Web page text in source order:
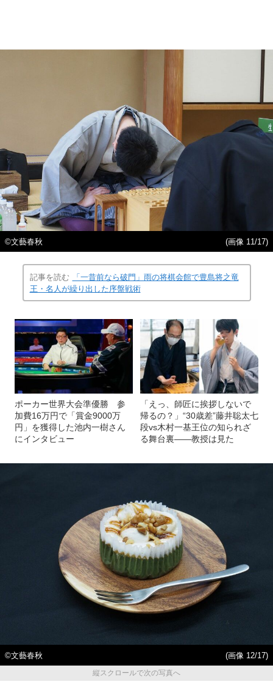
©文藝春秋 (画像 11/17)
記事を読む
「一昔前なら破門」雨の将棋会館で豊島将之竜
王・名人が繰り出した序盤戦術
ポーカー世界大会準優勝 参
加費16万円で「賞金9000万
円」を獲得した池内一樹さん
にインタビュー
「えっ、師匠に挨拶しないで
帰るの？」“30歳差”藤井聡太七
段vs木村一基王位の知られざ
る舞台裏――教授は見た
©文藝春秋
(画像 12/17)
縦スクロールで次の写真へ